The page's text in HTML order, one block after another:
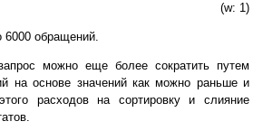
(w: 1)
6000 обращений.
можно еще более сократить путем
на основе значений как можно раньше и
расходов на сортировку и слияние